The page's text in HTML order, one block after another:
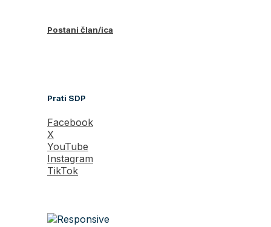
Postani član/ica
Prati SDP
Facebook
X
YouTube
Instagram
TikTok